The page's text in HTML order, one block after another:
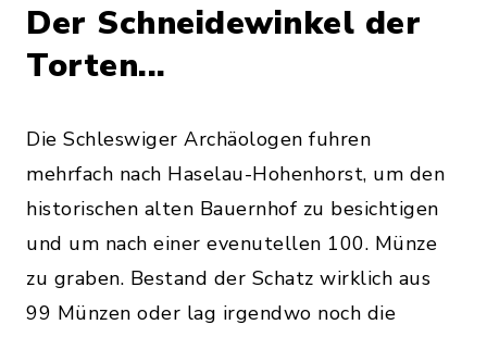
Der Schneidewinkel der
Torten...
Die Schleswiger Archäologen fuhren
mehrfach nach Haselau-Hohenhorst, um den
historischen alten Bauernhof zu besichtigen
und um nach einer evenutellen 100. Münze
zu graben. Bestand der Schatz wirklich aus
99 Münzen oder lag irgendwo noch die